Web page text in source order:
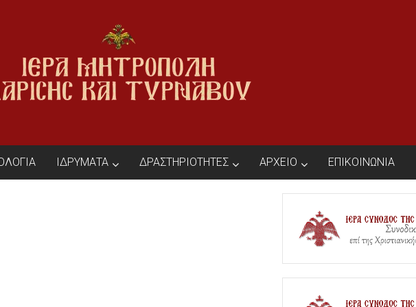
ΙΔΡΥΜΑΤΑ ΔΡΑΣΤΗΡΙΟΤΗΤΕΣ ΑΡΧΕΙΟ ΕΠΙΚΟΙΝΩΝΙΑ